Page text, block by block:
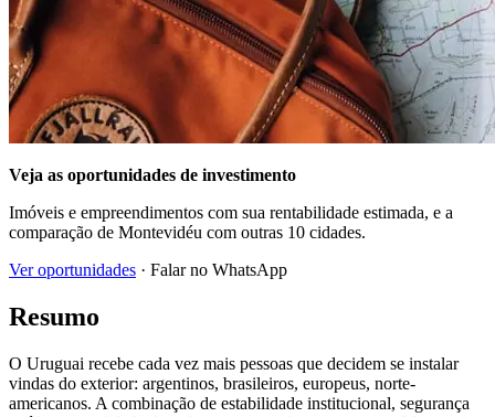
Veja as oportunidades de investimento
Imóveis e empreendimentos com sua rentabilidade estimada, e a
comparação de Montevidéu com outras 10 cidades.
Ver oportunidades · Falar no WhatsApp
Resumo
O Uruguai recebe cada vez mais pessoas que decidem se instalar
vindas do exterior: argentinos, brasileiros, europeus, norte-
americanos. A combinação de estabilidade institucional, segurança